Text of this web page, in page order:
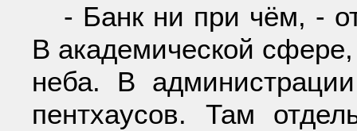
- Банк ни при чём, -
В академической
неба. В
пентхаусов. Там